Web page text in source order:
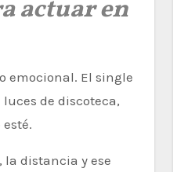
actuar en
emocional. El single
de discoteca,
distancia y ese